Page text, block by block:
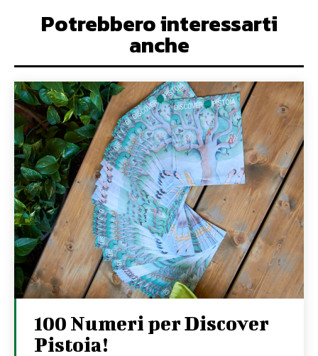
Potrebbero interessarti
anche
100 Numeri per Discover
Pistoia!